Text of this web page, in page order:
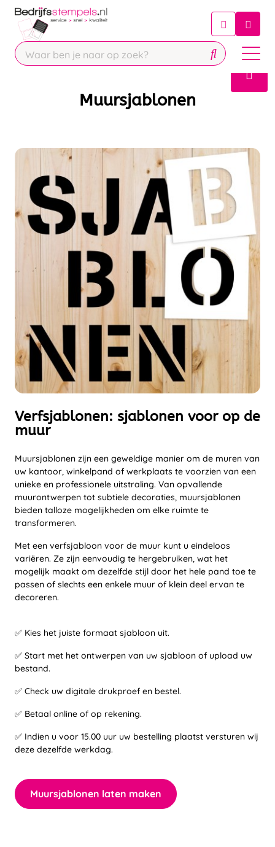
Chatbot
Chat 24/7 met onze chatbot voor
hulp
Contact
Muursjablonen
Verfsjablonen: sjablonen voor op de
muur
Muursjablonen zijn een geweldige manier om de muren van
uw kantoor, winkelpand of werkplaats te voorzien van een
unieke en professionele uitstraling. Van opvallende
muurontwerpen tot subtiele decoraties, muursjablonen
bieden talloze mogelijkheden om elke ruimte te
transformeren.
Met een verfsjabloon voor de muur kunt u eindeloos
variëren. Ze zijn eenvoudig te hergebruiken, wat het
mogelijk maakt om dezelfde stijl door het hele pand toe te
passen of slechts een enkele muur of klein deel ervan te
decoreren.
✅ Kies het juiste formaat sjabloon uit.
✅ Start met het ontwerpen van uw sjabloon of upload uw
bestand.
✅ Check uw digitale drukproef en bestel.
✅ Betaal online of op rekening.
✅ Indien u voor 15.00 uur uw bestelling plaatst versturen wij
deze dezelfde werkdag.
Muursjablonen laten maken